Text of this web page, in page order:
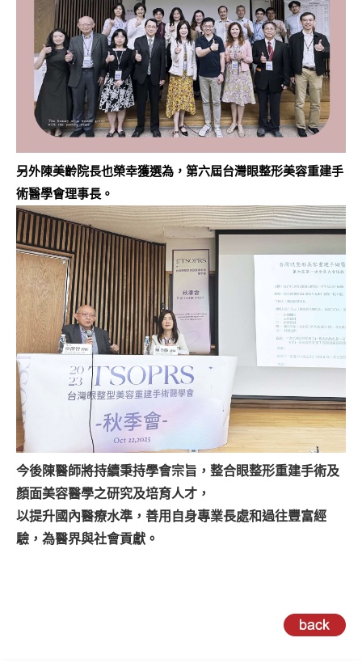
另外陳美齡院長也榮幸獲選為， 第六屆台灣眼整形美容重建手
術醫學會理事長 。
今後陳醫師將持續秉持學會宗旨，整合眼整形重建手術及
顏面美容醫學之研究及培育人才，
以提升國內醫療水準，善用自身專業長處和過往豐富經
驗，為醫界與社會貢獻。